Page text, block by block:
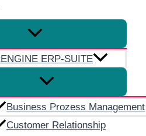
ERP-SUITE
Business Prozess Management
Customer Relationship